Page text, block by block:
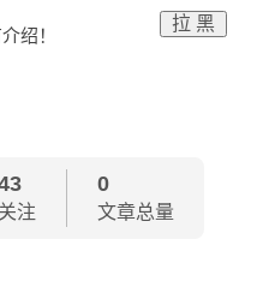
绍！
拉 黑
关注
0
文章总量